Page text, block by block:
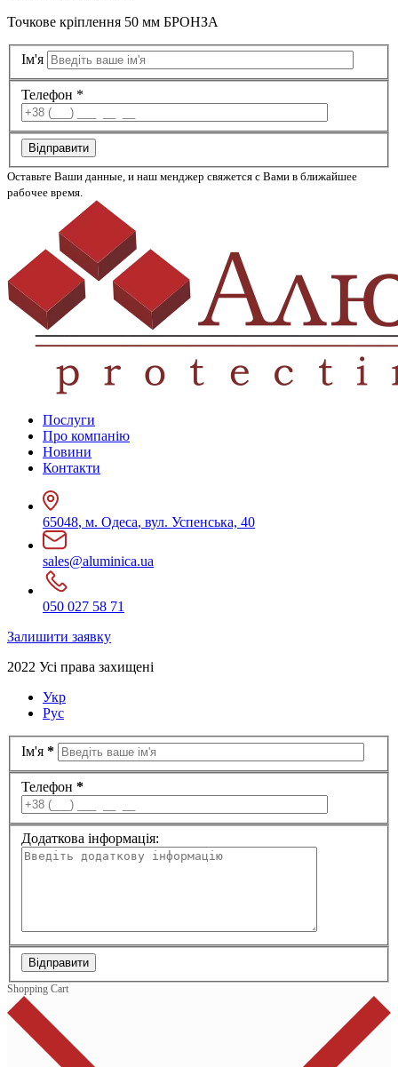
Точкове кріплення 50 мм БРОНЗА
Ім'я
Телефон *
Відправити
Оставьте Ваши данные, и наш менджер свяжется с Вами в ближайшее
рабочее время.
Послуги
Про компанію
Новини
Контакти
65048, м. Одеса, вул. Успенська, 40
sales@aluminica.ua
050 027 58 71
Залишити заявку
2022 Усі права захищені
Укр
Рус
Ім'я *
Телефон *
Додаткова інформація:
Відправити
Shopping Cart